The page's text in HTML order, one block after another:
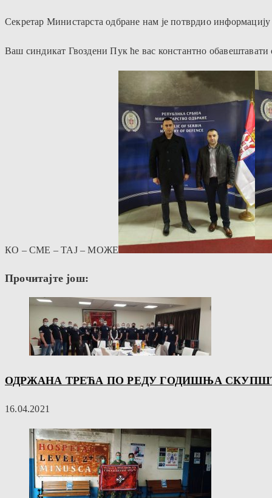
Секретар Министарста одбране нам је потврдио
Ваш синдикат Гвоздени Пук ће вас константно
КО – СМЕ – ТАЈ – МОЖЕ
Прочитајте још:
ОДРЖАНА ТРЕЋА ПО РЕДУ ГОДИШЊА
16.04.2021